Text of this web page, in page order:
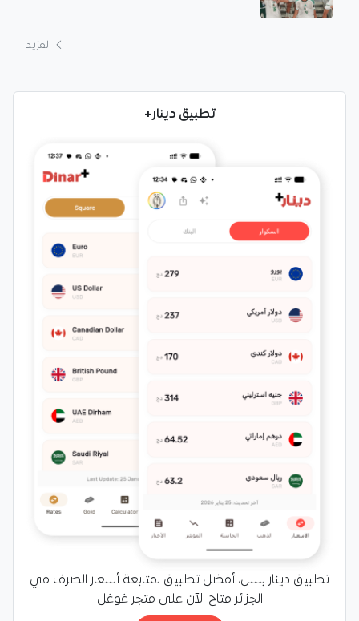
المزيد
تطبيق دينار+
تطبيق دينار بلس، أفضل تطبيق لمتابعة أسعار الصرف في
الجزائر متاح الآن على متجر غوغل